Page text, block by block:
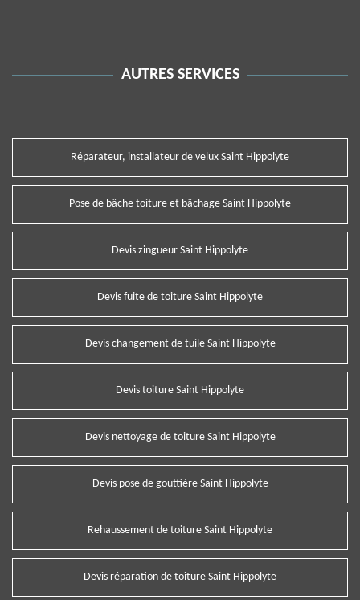
AUTRES SERVICES
Réparateur, installateur de velux Saint Hippolyte
Pose de bâche toiture et bâchage Saint Hippolyte
Devis zingueur Saint Hippolyte
Devis fuite de toiture Saint Hippolyte
Devis changement de tuile Saint Hippolyte
Devis toiture Saint Hippolyte
Devis nettoyage de toiture Saint Hippolyte
Devis pose de gouttière Saint Hippolyte
Rehaussement de toiture Saint Hippolyte
Devis réparation de toiture Saint Hippolyte